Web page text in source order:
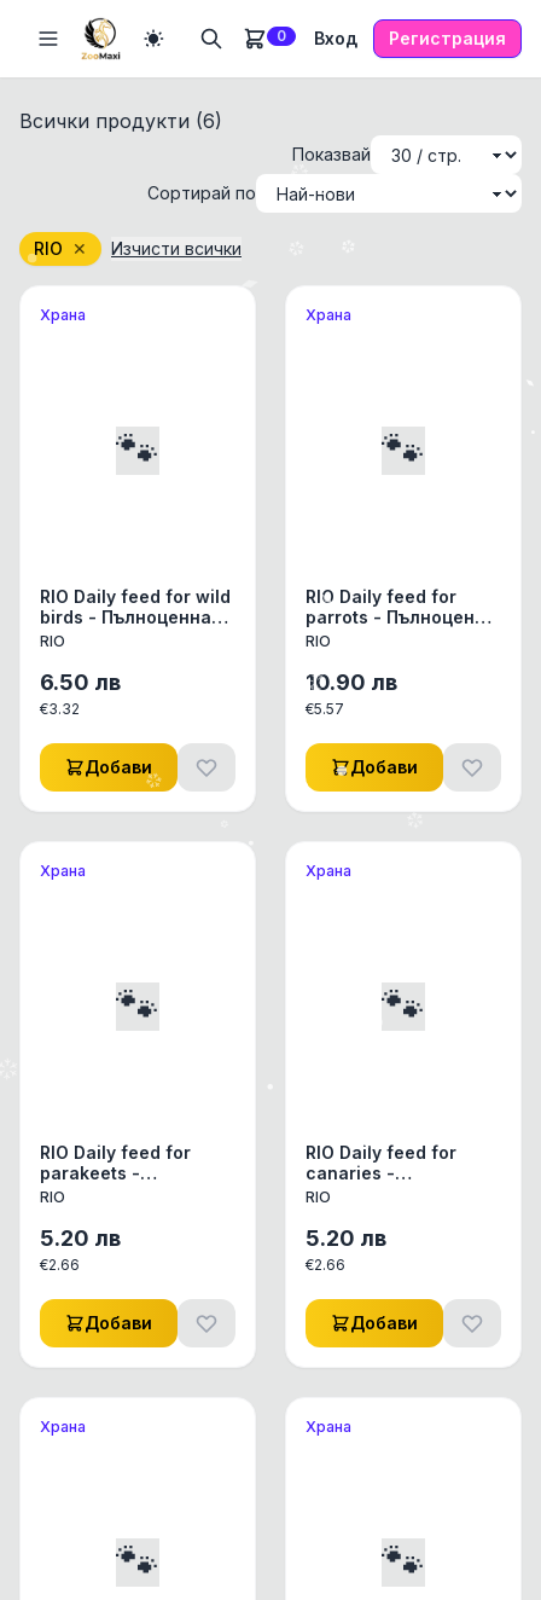
0 Вход Регистрация
Всички продукти (6)
Показвай
Сортирай по
RIO ✕ Изчисти всички
Храна
🐾
RIO Daily feed for wild
birds - Пълноценна
ежедневна храна за
RIO
6.50 лв
€3.32
Добави
Храна
🐾
RIO Daily feed for
parrots - Пълноценна
ежедневна храна за
RIO
10.90 лв
€5.57
Добави
Храна
🐾
RIO Daily feed for
parakeets -
Пълноценна
средни папагали 500
гр
RIO
5.20 лв
€2.66
Добави
Храна
🐾
RIO Daily feed for
canaries -
Пълноценна
канари 500 гр
RIO
5.20 лв
€2.66
Добави
Храна
🐾
Храна
🐾